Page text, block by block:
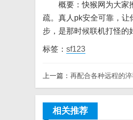
概要：快猴网为大家推
疏。真人pk安全可靠，
步，是那时候联机打怪的
标签： sf123
上一篇： 再配合各种远程的
相关推荐